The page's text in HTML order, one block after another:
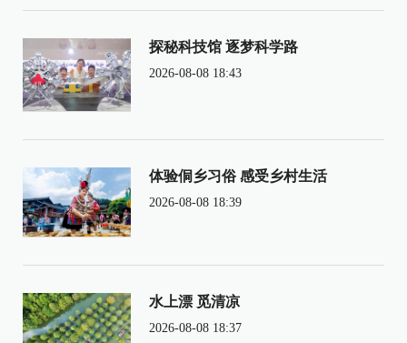
探秘科技馆 逐梦科学路
2026-08-08 18:43
体验侗乡习俗 感受乡村生活
2026-08-08 18:39
水上漂 觅清凉
2026-08-08 18:37